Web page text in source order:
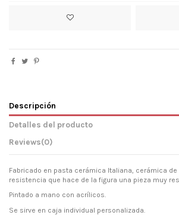
Descripción
Detalles del producto
Reviews(0)
Fabricado en pasta cerámica Italiana, cerámica de
resistencia que hace de la figura una pieza muy
Pintado a mano con acrílicos.
Se sirve en caja individual personalizada.